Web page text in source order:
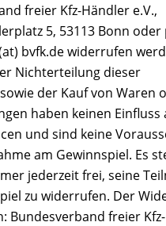
freier Kfz-Händler e.V.,
5, 53113 Bonn oder
bvfk.de widerrufen
Nichterteilung dieser
der Kauf von Waren
haben keinen Einfluss
und sind keine
am Gewinnspiel. Es
jederzeit frei, seine
zu widerrufen. Der
Bundesverband freier Kfz-